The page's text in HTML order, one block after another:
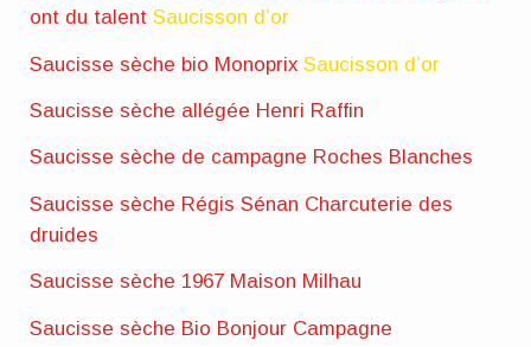
ont du talent Saucisson d’or
Saucisse sèche bio Monoprix Saucisson d’or
Saucisse sèche allégée Henri Raffin
Saucisse sèche de campagne Roches Blanches
Saucisse sèche Régis Sénan Charcuterie des
druides
Saucisse sèche 1967 Maison Milhau
Saucisse sèche Bio Bonjour Campagne